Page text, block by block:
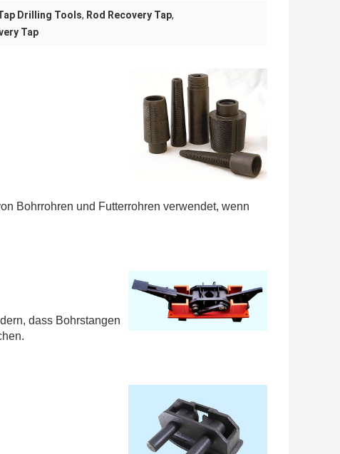
Drilling Tools, Rod Recovery Tap,
Tap
Bohrrohren und Futterrohren verwendet, wenn
dass Bohrstangen